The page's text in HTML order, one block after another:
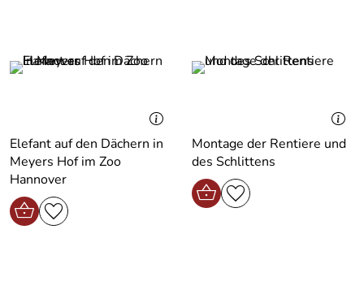
Elefant auf den Dächern in
Meyers Hof im Zoo
Hannover
Montage der Rentiere und
des Schlittens